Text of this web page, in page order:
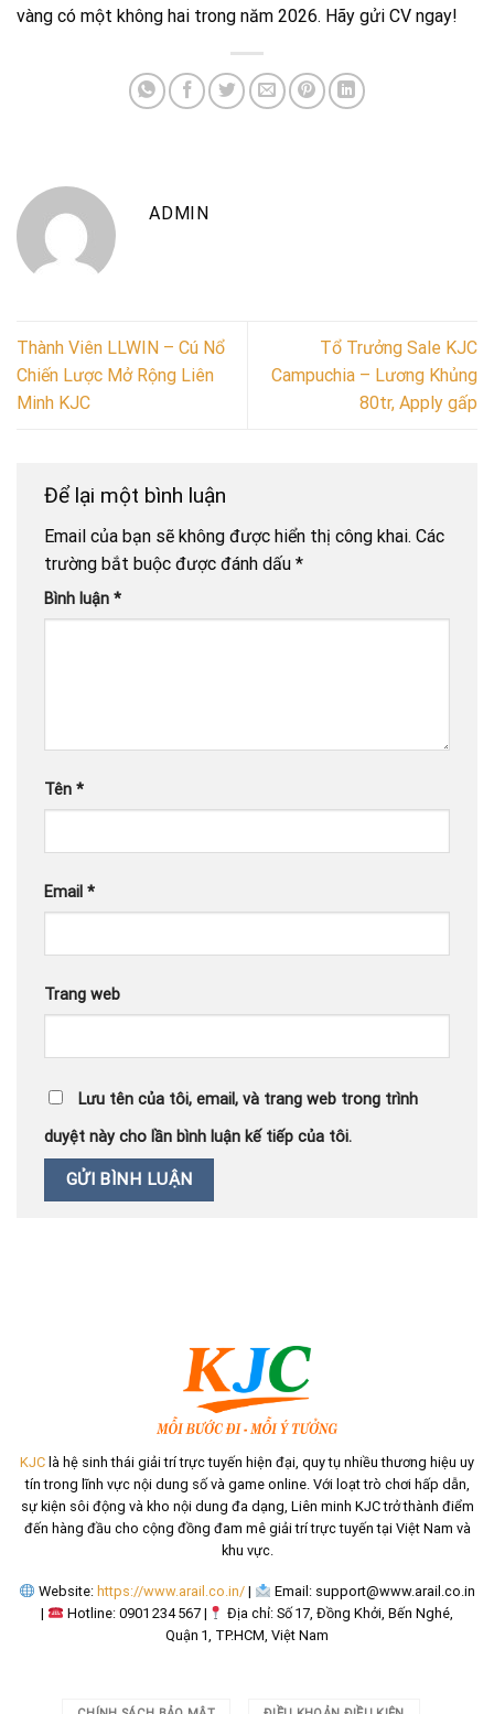
vàng có một không hai trong năm 2026. Hãy gửi CV ngay!
ADMIN
Thành Viên LLWIN – Cú Nổ
Chiến Lược Mở Rộng Liên
Minh KJC
Tổ Trưởng Sale KJC
Campuchia – Lương Khủng
80tr, Apply gấp
Để lại một bình luận
Email của bạn sẽ không được hiển thị công khai. Các
trường bắt buộc được đánh dấu *
Bình luận *
Tên *
Email *
Trang web
Lưu tên của tôi, email, và trang web trong trình
duyệt này cho lần bình luận kế tiếp của tôi.
KJC là hệ sinh thái giải trí trực tuyến hiện đại, quy tụ nhiều thương hiệu uy
tín trong lĩnh vực nội dung số và game online. Với loạt trò chơi hấp dẫn,
sự kiện sôi động và kho nội dung đa dạng, Liên minh KJC trở thành điểm
đến hàng đầu cho cộng đồng đam mê giải trí trực tuyến tại Việt Nam và
khu vực.
Website: https://www.arail.co.in/ | Email: support@www.arail.co.in
|
Hotline: 0901 234 567 |
Địa chỉ: Số 17, Đồng Khởi, Bến Nghé,
Quận 1, TP.HCM, Việt Nam